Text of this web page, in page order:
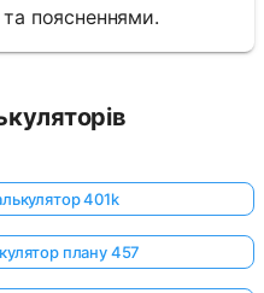
поясненнями.
401k
плану 457